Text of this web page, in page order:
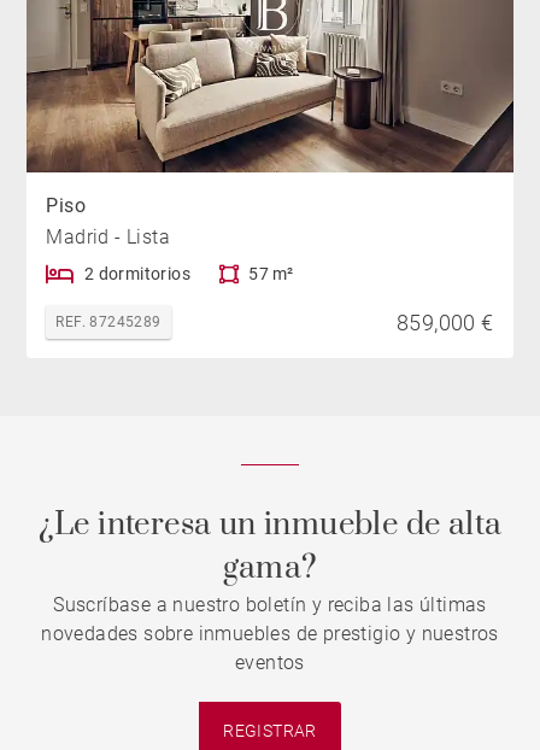
Piso
Madrid - Lista
2 dormitorios 57 m²
REF. 87245289 859,000 €
¿Le interesa un inmueble de alta
gama?
Suscríbase a nuestro boletín y reciba las últimas
novedades sobre inmuebles de prestigio y nuestros
eventos
REGISTRAR